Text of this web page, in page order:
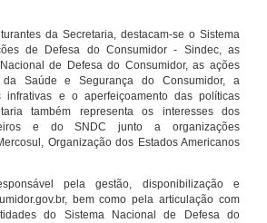
da Secretaria, destacam-se o Sistema
de Defesa do Consumidor - Sindec, as
de Defesa do Consumidor, as ações
Saúde e Segurança do Consumidor, a
infrativas e o aperfeiçoamento das políticas
também representa os interesses dos
e do SNDC junto a organizações
Organização dos Estados Americanos
pela gestão, disponibilização e
bem como pela articulação com
do Sistema Nacional de Defesa do